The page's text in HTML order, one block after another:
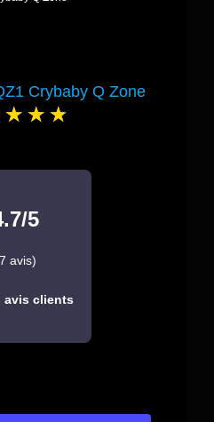
Crybaby Q Zone
5
avis)
avis clients